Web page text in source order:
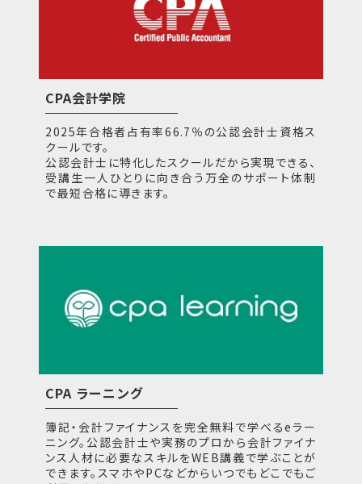
CPA会計学院
2025年合格者占有率66.7％の公認会計士資格ス
クールです。
公認会計士に特化したスクールだから実現できる、
受講生一人ひとりに向き合う万全のサポート体制
で最短合格に導きます。
CPA ラーニング
簿記・会計ファイナンスを完全無料で学べるeラー
ニング。公認会計士や実務のプロから会計ファイナ
ンス人材に必要なスキルをWEB講義で学ぶことが
できます。スマホやPCなどからいつでもどこでもご